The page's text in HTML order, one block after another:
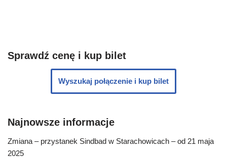
Sprawdź cenę i kup bilet
Wyszukaj połączenie i kup bilet
Najnowsze informacje
Zmiana – przystanek Sindbad w Starachowicach – od 21 maja
2025